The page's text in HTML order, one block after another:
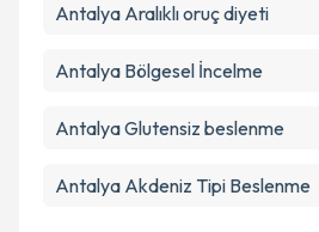
Antalya Aralıklı oruç diyeti
Antalya Bölgesel İncelme
Antalya Glutensiz beslenme
Antalya Akdeniz Tipi Beslenme